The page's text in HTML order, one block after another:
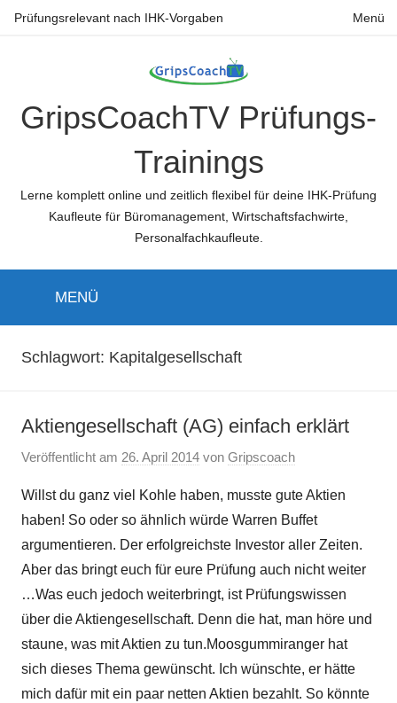
ZumPrüfungsrelevant nach IHK-Vorgaben Menü
GripsCoachTV Prüfungs-
Trainings
Lerne komplett online und zeitlich flexibel für deine IHK-Prüfung
Kaufleute für Büromanagement, Wirtschaftsfachwirte,
Personalfachkaufleute.
MENÜ
Schlagwort: Kapitalgesellschaft
Aktiengesellschaft (AG) einfach erklärt
Veröffentlicht am 26. April 2014 von Gripscoach
Willst du ganz viel Kohle haben, musste gute Aktien
haben! So oder so ähnlich würde Warren Buffet
argumentieren. Der erfolgreichste Investor aller Zeiten.
Aber das bringt euch für eure Prüfung auch nicht weiter
…Was euch jedoch weiterbringt, ist Prüfungswissen
über die Aktiengesellschaft. Denn die hat, man höre und
staune, was mit Aktien zu tun.Moosgummiranger hat
sich dieses Thema gewünscht. Ich wünschte, er hätte
mich dafür mit ein paar netten Aktien bezahlt. So könnte